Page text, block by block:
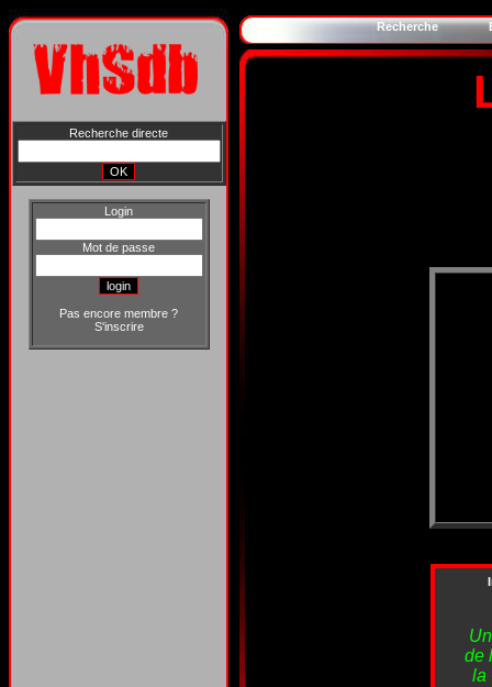
Recherche directe
Login
Mot de passe
Pas encore membre ?
S'inscrire
Recherche
de
la